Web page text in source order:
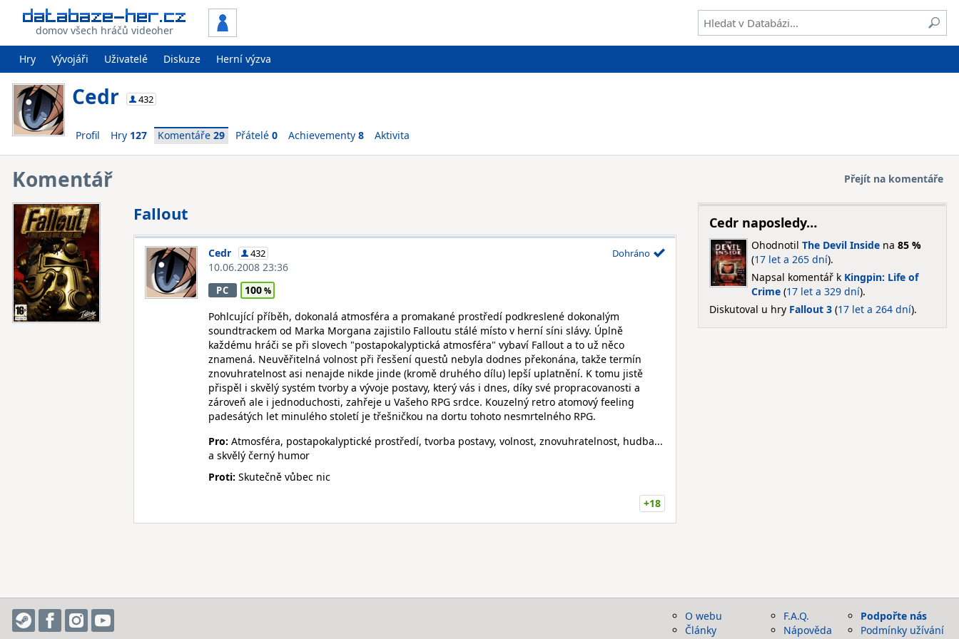
domov všech hráčů videoher
Hry Vývojáři Uživatelé Diskuze Herní výzva
Cedr 432
Profil Hry 127 Komentáře 29 Přátelé 0 Achievementy 8 Aktivita
Komentář Přejít na komentáře
Fallout
Cedr 432
10.06.2008 23:36
Dohráno
PC
100
Pohlcující příběh, dokonalá atmosféra a promakané prostředí podkreslené dokonalým
soundtrackem od Marka Morgana zajistilo Falloutu stálé místo v herní síni slávy. Úplně
každému hráči se při slovech "postapokalyptická atmosféra" vybaví Fallout a to už něco
znamená. Neuvěřitelná volnost při řesšení questů nebyla dodnes překonána, takže termín
znovuhratelnost asi nenajde nikde jinde (kromě druhého dílu) lepší uplatnění. K tomu jistě
přispěl i skvělý systém tvorby a vývoje postavy, který vás i dnes, díky své propracovanosti a
zároveň ale i jednoduchosti, zahřeje u Vašeho RPG srdce. Kouzelný retro atomový feeling
padesátých let minulého století je třešničkou na dortu tohoto nesmrtelného RPG.
Pro: Atmosféra, postapokalyptické prostředí, tvorba postavy, volnost, znovuhratelnost, hudba...
a skvělý černý humor
Proti: Skutečně vůbec nic
+18
Cedr naposledy…
Ohodnotil The Devil Insidena 85 %
(17 let a 265 dní).
Napsal komentář k Kingpin: Life of
Crime(17 let a 329 dní).
Diskutoval u hry Fallout 3(17 let a 264 dní).
O webu
Články
F.A.Q.
Nápověda
Podpořte nás
Podmínky užívání